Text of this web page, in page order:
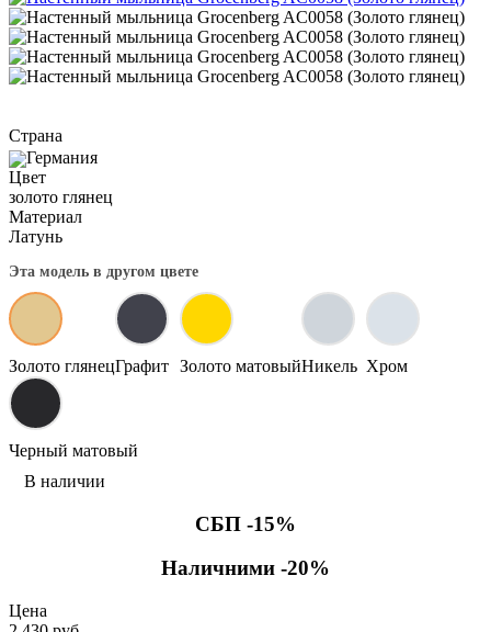
Страна
Германия
Цвет
золото глянец
Материал
Латунь
Эта модель в другом цвете
Золото глянецГрафит Золото матовыйНикель Хром
Черный матовый
В наличии
СБП -15%
Наличними -20%
Цена